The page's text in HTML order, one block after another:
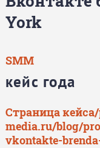
York
SMM
кейс года
Страница
media.ru/blog/
vkontakte-